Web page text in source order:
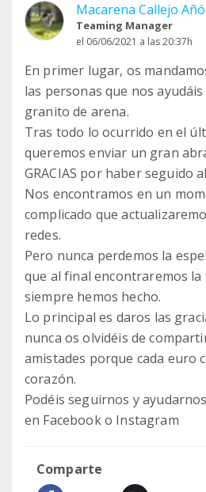
Macarena Callejo
Teaming Manager
el 06/06/2021 a las 20:37h
En primer lugar, os
las personas que nos
granito de arena.
Tras todo lo ocurrido en el
queremos enviar un gran
GRACIAS por haber seguido
Nos encontramos en un
complicado que
redes.
Pero nunca perdemos la
que al final encontraremos
siempre hemos hecho.
Lo principal es daros las
nunca os olvidéis de
amistades porque cada euro
corazón.
Podéis seguirnos y
en Facebook o Instagram
Comparte